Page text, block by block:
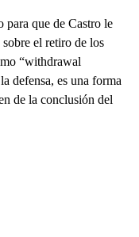
para que de Castro le
el retiro de los
“withdrawal
defensa, es una forma
de la conclusión del